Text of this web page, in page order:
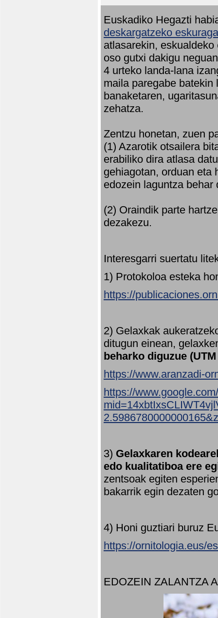
Euskadiko Hegazti
deskargatzeko
atlasarekin,
oso gutxi dakigu
4 urteko landa-lana
maila paregabe
banaketaren,
zehatza.
Zentzu honetan, zuen
(1) Azarotik otsailera
erabiliko dira atlasa
gehiagotan, orduan eta
edozein laguntza behar
(2) Oraindik parte
dezakezu.
Interesgarri suertatu
1) Protokoloa esteka
https://
2) Gelaxkak
ditugun einean,
beharko diguzue
https://www.aranzadi-
https://
3) Gelaxkaren
edo kualitatiboa ere
zentsoak egiten
bakarrik egin dezaten
4) Honi guztiari buruz
https://ornitologia.eus/
EDOZEIN ZALANTZA